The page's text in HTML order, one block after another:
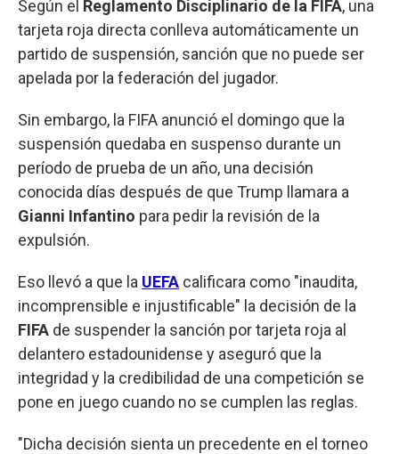
Según el Reglamento Disciplinario de la FIFA, una
tarjeta roja directa conlleva automáticamente un
partido de suspensión, sanción que no puede ser
apelada por la federación del jugador.
Sin embargo, la FIFA anunció el domingo que la
suspensión quedaba en suspenso durante un
período de prueba de un año, una decisión
conocida días después de que Trump llamara a
Gianni Infantino para pedir la revisión de la
expulsión.
Eso llevó a que la UEFA calificara como "inaudita,
incomprensible e injustificable" la decisión de la
FIFA de suspender la sanción por tarjeta roja al
delantero estadounidense y aseguró que la
integridad y la credibilidad de una competición se
pone en juego cuando no se cumplen las reglas.
"Dicha decisión sienta un precedente en el torneo